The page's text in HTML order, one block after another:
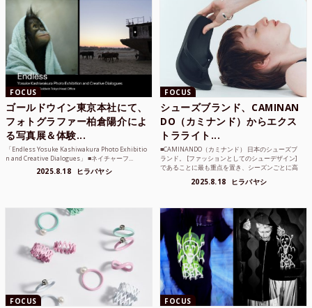
FOCUS
ゴールドウイン東京本社にて、
フォトグラファー柏倉陽介によ
る写真展＆体験...
「Endless Yosuke Kashiwakura Photo Exhibitio
n and Creative Dialogues」 ■ネイチャーフ...
2025.8.18 ヒラバヤシ
FOCUS
シューズブランド、CAMINAN
DO（カミナンド）からエクス
トラライト...
■CAMINANDO（カミナンド） 日本のシューズブ
ランド。 [ファッションとしてのシューデザイン]
であることに最も重点を置き、シーズンごとに高
2025.8.18 ヒラバヤシ
FOCUS FOCUS